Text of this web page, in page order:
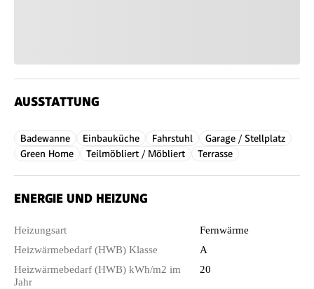
AUSSTATTUNG
Badewanne Einbauküche Fahrstuhl
Garage / Stellplatz
Green Home
Teilmöbliert / Möbliert Terrasse
ENERGIE UND HEIZUNG
Heizungsart
Fernwärme
Heizwärmebedarf (HWB) Klasse
A
Heizwärmebedarf (HWB) kWh/m2 im
Jahr
20